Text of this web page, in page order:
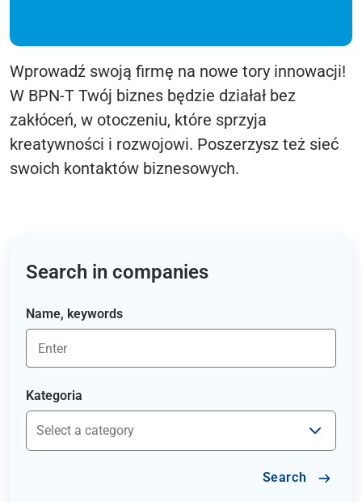
Wprowadź swoją firmę na nowe tory innowacji!
W BPN-T Twój biznes będzie działał bez
zakłóceń, w otoczeniu, które sprzyja
kreatywności i rozwojowi. Poszerzysz też sieć
swoich kontaktów biznesowych.
Search in companies
Name, keywords
Kategoria
Search